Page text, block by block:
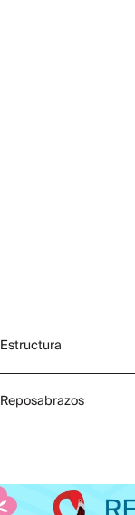
Estructura
Reposabrazos